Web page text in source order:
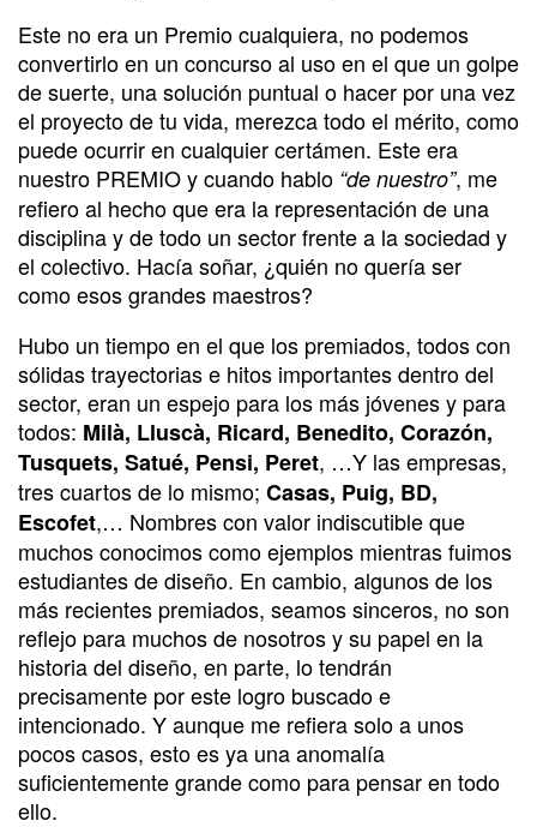
Este no era un Premio cualquiera, no podemos
convertirlo en un concurso al uso en el que un golpe
de suerte, una solución puntual o hacer por una vez
el proyecto de tu vida, merezca todo el mérito, como
puede ocurrir en cualquier certámen. Este era
nuestro PREMIO y cuando hablo “de nuestro”, me
refiero al hecho que era la representación de una
disciplina y de todo un sector frente a la sociedad y
el colectivo. Hacía soñar, ¿quién no quería ser
como esos grandes maestros?
Hubo un tiempo en el que los premiados, todos con
sólidas trayectorias e hitos importantes dentro del
sector, eran un espejo para los más jóvenes y para
todos: Milà, Lluscà, Ricard, Benedito, Corazón,
Tusquets, Satué, Pensi, Peret, …Y las empresas,
tres cuartos de lo mismo; Casas, Puig, BD,
Escofet,… Nombres con valor indiscutible que
muchos conocimos como ejemplos mientras fuimos
estudiantes de diseño. En cambio, algunos de los
más recientes premiados, seamos sinceros, no son
reflejo para muchos de nosotros y su papel en la
historia del diseño, en parte, lo tendrán
precisamente por este logro buscado e
intencionado. Y aunque me refiera solo a unos
pocos casos, esto es ya una anomalía
suficientemente grande como para pensar en todo
ello.